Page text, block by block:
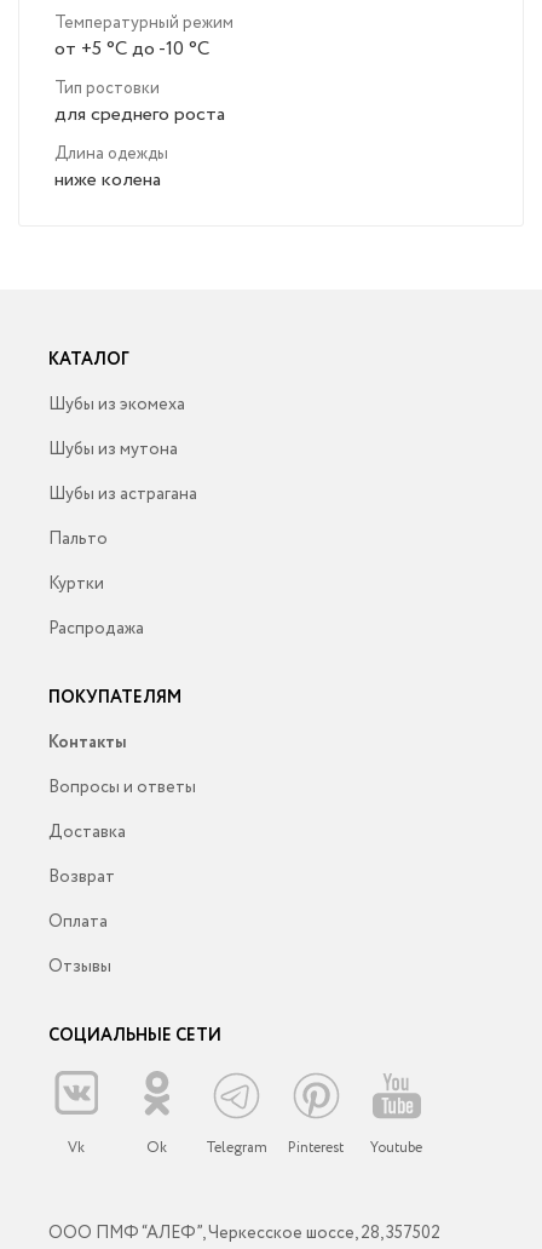
Температурный режим
от +5 °C до -10 °C
Тип ростовки
для среднего роста
Длина одежды
ниже колена
КАТАЛОГ
Шубы из экомеха
Шубы из мутона
Шубы из астрагана
Пальто
Куртки
Распродажа
ПОКУПАТЕЛЯМ
Контакты
Вопросы и ответы
Доставка
Возврат
Оплата
Отзывы
СОЦИАЛЬНЫЕ СЕТИ
Vk Ok Telegram Pinterest Youtube
ООО ПМФ “АЛЕФ”, Черкесское шоссе, 28, 357502